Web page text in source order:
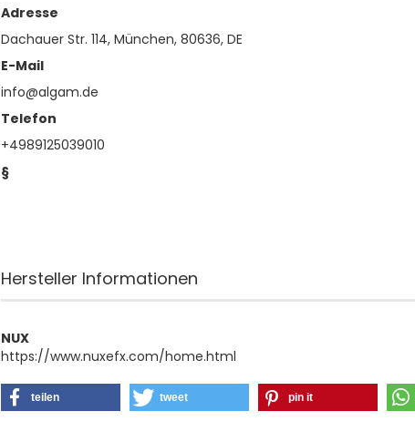
Adresse
Dachauer Str. 114, München, 80636, DE
E-Mail
info@algam.de
Telefon
+4989125039010
§
Hersteller Informationen
NUX
https://www.nuxefx.com/home.html
teilen tweet pin it